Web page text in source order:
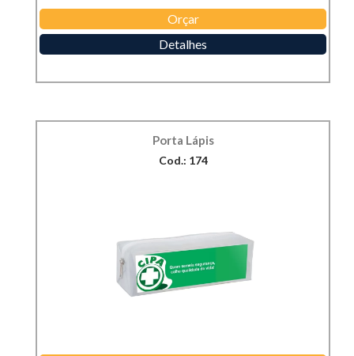
Orçar
Detalhes
Porta Lápis
Cod.: 174